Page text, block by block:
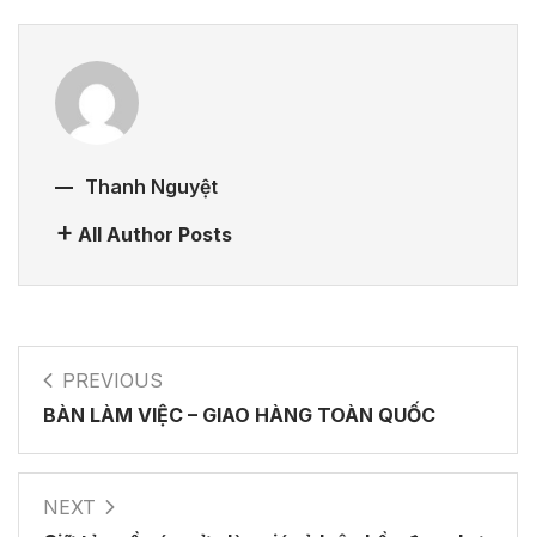
Thanh Nguyệt
All Author Posts
PREVIOUS
BÀN LÀM VIỆC – GIAO HÀNG TOÀN QUỐC
NEXT